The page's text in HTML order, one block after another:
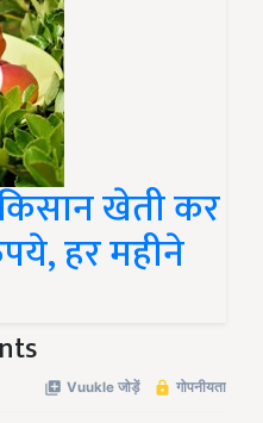
खेती कर
हर महीने